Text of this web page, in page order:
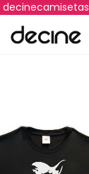
decinecamisetas